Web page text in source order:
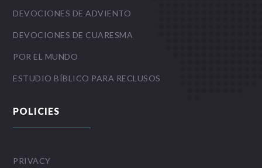
DEVOCIONES DE ADVIENTO
DEVOCIONES DE CUARESMA
POR EL MUNDO
ESTUDIO BÍBLICO PARA RECLUSOS
POLICIES
PRIVACY